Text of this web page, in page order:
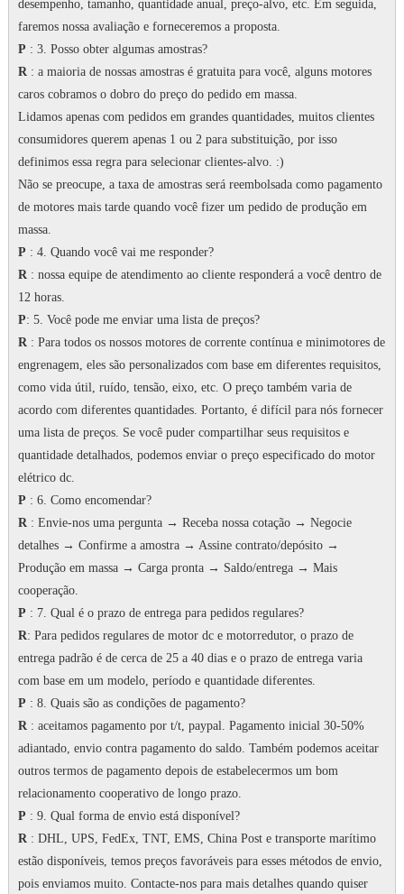
desempenho, tamanho, quantidade anual, preço-alvo, etc. Em seguida,
faremos nossa avaliação e forneceremos a proposta.
P : 3. Posso obter algumas amostras?
R: a maioria de nossas amostras é gratuita para você, alguns motores
caros cobramos o dobro do preço do pedido em massa.
Lidamos apenas com pedidos em grandes quantidades, muitos clientes
consumidores querem apenas 1 ou 2 para substituição, por isso
definimos essa regra para selecionar clientes-alvo. :)
Não se preocupe, a taxa de amostras será reembolsada como pagamento
de motores mais tarde quando você fizer um pedido de produção em
massa.
P : 4. Quando você vai me responder?
R: nossa equipe de atendimento ao cliente responderá a você dentro de
12 horas.
P: 5. Você pode me enviar uma lista de preços?
R: Para todos os nossos motores de corrente contínua e minimotores de
engrenagem, eles são personalizados com base em diferentes requisitos,
como vida útil, ruído, tensão, eixo, etc. O preço também varia de
acordo com diferentes quantidades. Portanto, é difícil para nós fornecer
uma lista de preços. Se você puder compartilhar seus requisitos e
quantidade detalhados, podemos enviar o preço especificado do motor
elétrico dc.
P : 6. Como encomendar?
R: Envie-nos uma pergunta → Receba nossa cotação → Negocie
detalhes → Confirme a amostra → Assine contrato/depósito →
Produção em massa → Carga pronta → Saldo/entrega → Mais
cooperação.
P : 7. Qual é o prazo de entrega para pedidos regulares?
R: Para pedidos regulares de motor dc e motorredutor, o prazo de
entrega padrão é de cerca de 25 a 40 dias e o prazo de entrega varia
com base em um modelo, período e quantidade diferentes.
P : 8. Quais são as condições de pagamento?
R: aceitamos pagamento por t/t, paypal. Pagamento inicial 30-50%
adiantado, envio contra pagamento do saldo. Também podemos aceitar
outros termos de pagamento depois de estabelecermos um bom
relacionamento cooperativo de longo prazo.
P : 9. Qual forma de envio está disponível?
R: DHL, UPS, FedEx, TNT, EMS, China Post e transporte marítimo
estão disponíveis, temos preços favoráveis para esses métodos de envio,
pois enviamos muito. Contacte-nos para mais detalhes quando quiser